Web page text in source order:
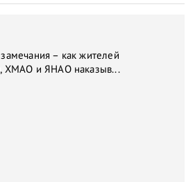
– как жителей
ХМАО и ЯНАО наказыв...